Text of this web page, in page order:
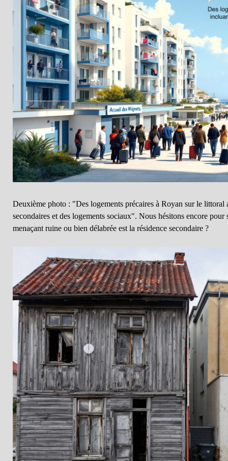
Deuxième photo : "Des logements précaires à Royan sur le littoral
secondaires et des logements sociaux". Nous hésitons encore
menaçant ruine ou bien délabrée est la résidence secondaire ?